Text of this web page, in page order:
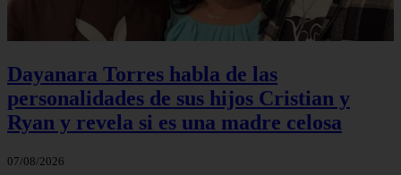
Dayanara Torres habla de las
personalidades de sus hijos Cristian y
Ryan y revela si es una madre celosa
07/08/2026